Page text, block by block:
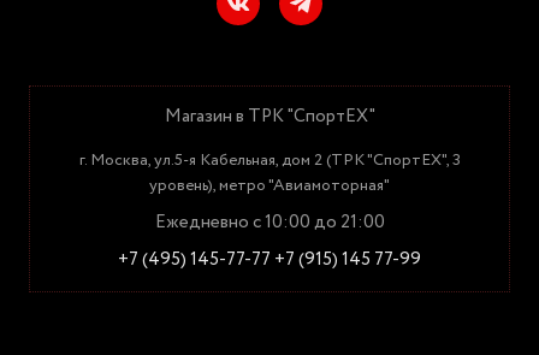
Магазин в ТРК "СпортЕХ"
г. Москва, ул.5-я Кабельная, дом 2 (ТРК "СпортЕХ", 3
уровень), метро "Авиамоторная"
Ежедневно с 10:00 до 21:00
+7 (495) 145-77-77 +7 (915) 145 77-99